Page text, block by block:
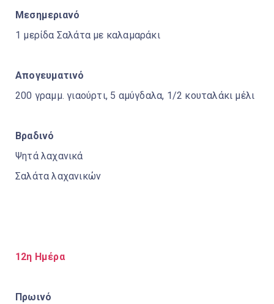
Μεσημεριανό
1 μερίδα Σαλάτα με καλαμαράκι
Απογευματινό
200 γραμμ. γιαούρτι, 5 αμύγδαλα, 1/2 κουταλάκι μέλι
Βραδινό
Ψητά λαχανικά
Σαλάτα λαχανικών
12η Ημέρα
Πρωινό